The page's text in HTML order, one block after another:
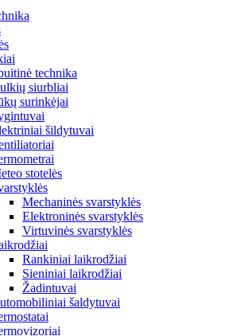
technika
siurbliai
surinkėjai
šildytuvai
stotelės
Mechaninės svarstyklės
Elektroninės svarstyklės
Virtuvinės svarstyklės
Rankiniai laikrodžiai
Sieniniai laikrodžiai
Žadintuvai
šaldytuvai